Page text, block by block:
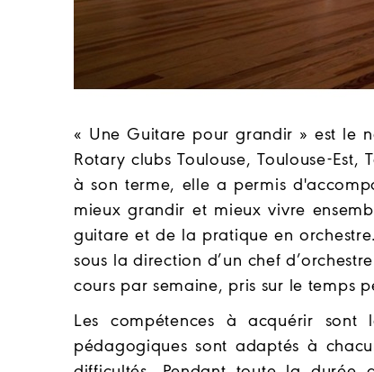
« Une Guitare pour grandir » est le
Rotary clubs Toulouse, Toulouse-Est,
à son terme, elle a permis
mieux grandir et mieux vivre
guitare et de la pratique en
sous la direction d’un chef
cours par semaine, pris sur le temps
Les compétences à acquérir
pédagogiques sont adaptés à